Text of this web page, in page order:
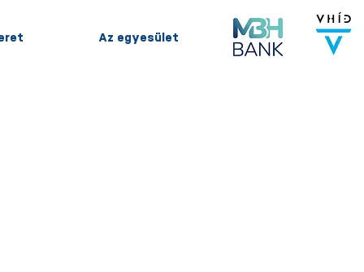
Az egyesület